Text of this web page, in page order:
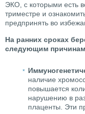
ЭКО, с которыми есть
триместре и
предпринять во
На ранних сроках
следующим
наличие
повышается
нарушению в
плаценты. Эти